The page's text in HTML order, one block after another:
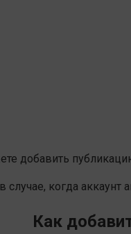
добавить
когда
Как